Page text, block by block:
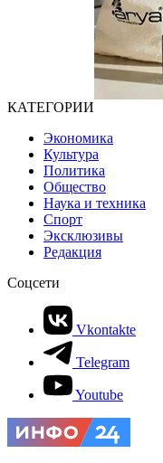
КАТЕГОРИИ
Экономика
Культура
Политика
Общество
Наука и техника
Спорт
Эксклюзивы
Редакция
Соцсети
Vkontakte
Telegram
Youtube